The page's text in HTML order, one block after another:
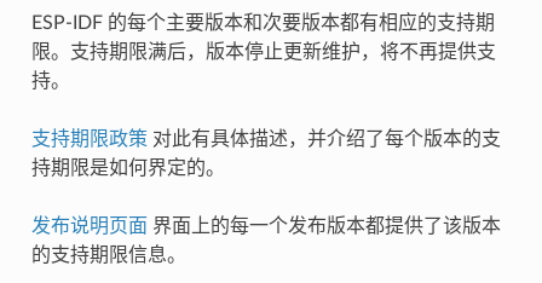
ESP-IDF 的每个主要版本和次要版本都有相应的支持期
限。支持期限满后，版本停止更新维护，将不再提供支
持。
支持期限政策 对此有具体描述，并介绍了每个版本的支
持期限是如何界定的。
发布说明页面 界面上的每一个发布版本都提供了该版本
的支持期限信息。